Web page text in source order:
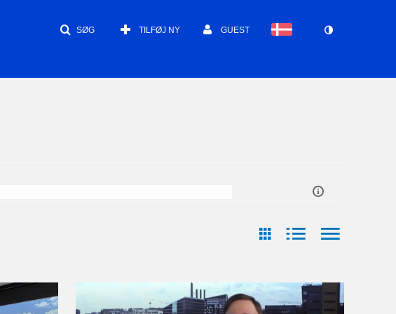
SØG TILFØJ NY GUEST
Last Update Date Arrangør